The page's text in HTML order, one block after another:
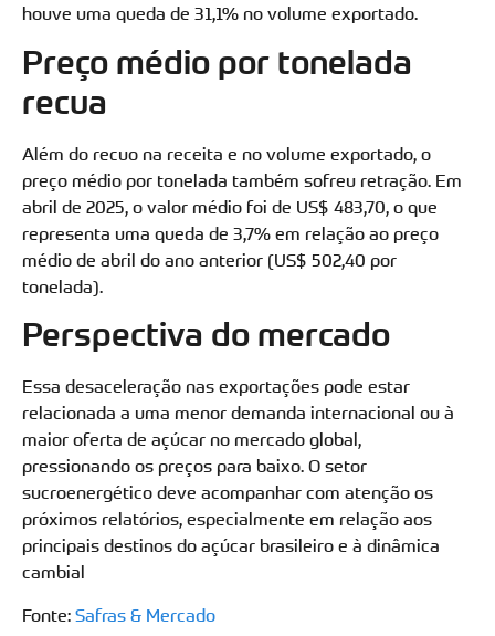
houve uma queda de 31,1% no volume exportado.
Preço médio por tonelada
recua
Além do recuo na receita e no volume exportado, o
preço médio por tonelada também sofreu retração. Em
abril de 2025, o valor médio foi de US$ 483,70, o que
representa uma queda de 3,7% em relação ao preço
médio de abril do ano anterior (US$ 502,40 por
tonelada).
Perspectiva do mercado
Essa desaceleração nas exportações pode estar
relacionada a uma menor demanda internacional ou à
maior oferta de açúcar no mercado global,
pressionando os preços para baixo. O setor
sucroenergético deve acompanhar com atenção os
próximos relatórios, especialmente em relação aos
principais destinos do açúcar brasileiro e à dinâmica
cambial
Fonte: Safras & Mercado